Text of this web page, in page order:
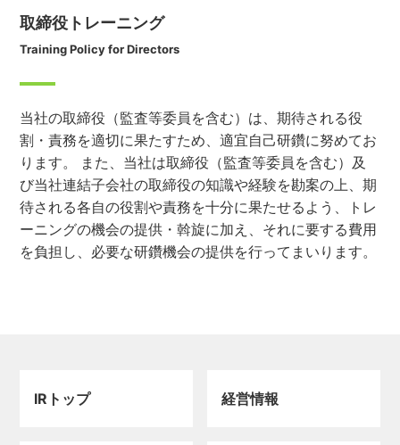
取締役トレーニング
Training Policy for Directors
当社の取締役（監査等委員を含む）は、期待される役
割・責務を適切に果たすため、適宜自己研鑽に努めてお
ります。 また、当社は取締役（監査等委員を含む）及
び当社連結子会社の取締役の知識や経験を勘案の上、期
待される各自の役割や責務を十分に果たせるよう、トレ
ーニングの機会の提供・斡旋に加え、それに要する費用
を負担し、必要な研鑽機会の提供を行ってまいります。
IRトップ 経営情報